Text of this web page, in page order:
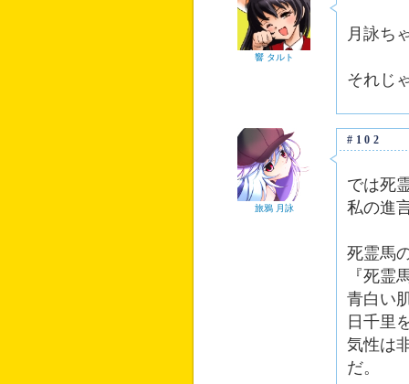
響 タルト
月詠ち
それじ
旅鴉 月詠
#102
では死
私の進
死霊馬
『死霊
青白い
日千里
気性は
だ。